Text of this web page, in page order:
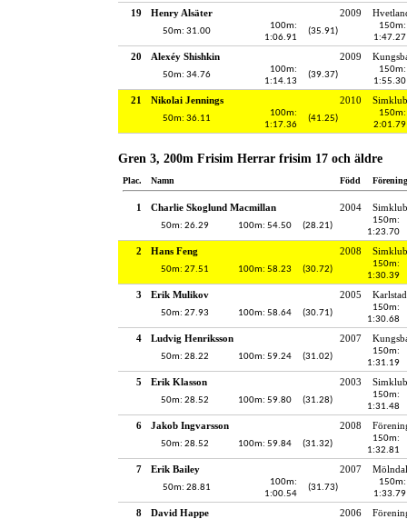
19 Henry Alsäter 2009
50m: 31.00
100m:
1:06.91
(35.91)
150m:
1:47.27
20 Alexéy Shishkin 2009
50m: 34.76
100m:
1:14.13
(39.37)
150m:
1:55.30
21 Nikolai Jennings 2010
50m: 36.11
100m:
1:17.36
(41.25)
150m:
2:01.79
Gren 3, 200m Frisim Herrar frisim 17 och äldre
Plac. Namn Född Förening
1 Charlie Skoglund Macmillan 2004
50m: 26.29 100m: 54.50 (28.21)
150m:
1:23.70
2 Hans Feng 2008
50m: 27.51 100m: 58.23 (30.72)
150m:
1:30.39
3 Erik Mulikov 2005
50m: 27.93 100m: 58.64 (30.71)
150m:
1:30.68
4 Ludvig Henriksson 2007
50m: 28.22 100m: 59.24 (31.02)
150m:
1:31.19
5 Erik Klasson 2003
50m: 28.52 100m: 59.80 (31.28)
150m:
1:31.48
6 Jakob Ingvarsson 2008
50m: 28.52 100m: 59.84 (31.32)
150m:
1:32.81
7 Erik Bailey 2007
50m: 28.81
100m:
1:00.54
(31.73)
150m:
1:33.79
8 David Happe 2006